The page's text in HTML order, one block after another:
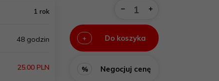
1 rok
48 godzin
25.00 PLN
+ Do koszyka
% Negocjuj cenę